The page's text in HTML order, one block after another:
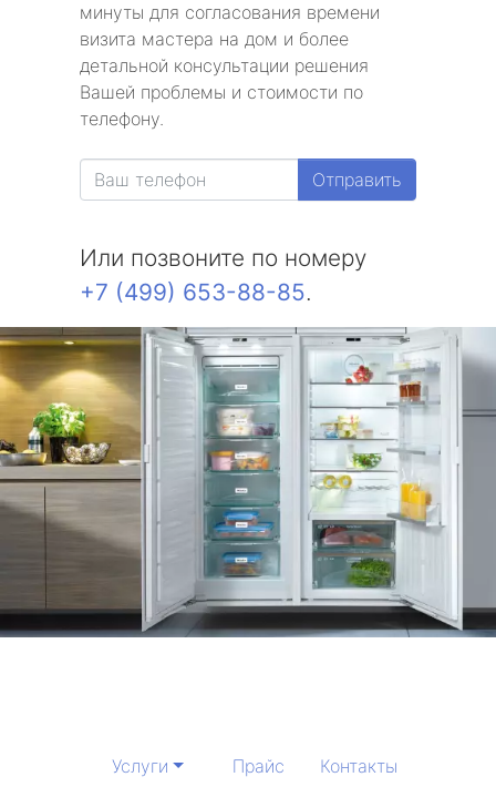
минуты для согласования времени
визита мастера на дом и более
детальной консультации решения
Вашей проблемы и стоимости по
телефону.
Отправить
Или позвоните по номеру
+7 (499) 653-88-85.
Услуги Прайс Контакты